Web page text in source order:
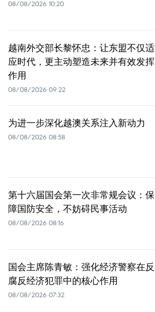
08/08/2026 10:20
越南外交部长黎怀忠：让东盟不仅适
应时代，更主动塑造未来并有效发挥
作用
08/08/2026 09:22
为进一步深化越澳关系注入新动力
08/08/2026 08:58
第十六届国会第一次非常规会议：保
障国防安全，不妨碍民事活动
08/08/2026 08:16
国会主席陈青敏：强化经济警察在反
腐反经济犯罪中的核心作用
08/08/2026 07:32